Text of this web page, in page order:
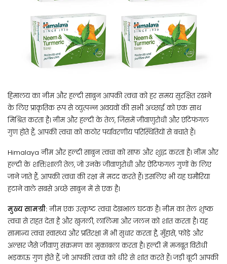
हिमालय का नीम और हल्दी साबुन आपकी त्वचा को हर समय सुरक्षित रखने
के लिए प्राकृतिक रूप से व्युत्पन्न अवयवों की सभी अच्छाई को एक साथ
मिश्रित करता है। नीम और हल्दी के तेल, जिसमें जीवाणुरोधी और एंटिफंगल
गुण होते हैं, आपकी त्वचा को कठोर पर्यावरणीय परिस्थितियों से बचाते हैं।
Himalaya नीम और हल्दी साबुन त्वचा को साफ और शुद्ध करता है। नीम और
हल्दी के शक्तिशाली तेल, जो उनके जीवाणुरोधी और ऐंटिफंगल गुणों के लिए
जाने जाते हैं, आपकी त्वचा की रक्षा में मदद करते हैं। इसलिए भी यह घमौरिया
हटाने वाले सबसे अच्छे साबुन में से एक है।
मुख्य सामग्री:नीम एक उत्कृष्ट त्वचा देखभाल घटक है। नीम का तेल शुष्क
त्वचा से राहत देता है और खुजली, लालिमा और जलन को शांत करता है। यह
सामान्य त्वचा स्वास्थ्य और प्रतिरक्षा में भी सुधार करता है, मुँहासे, फोड़े और
अल्सर जैसे जीवाणु संक्रमण का मुकाबला करता है। हल्दी में मजबूत विरोधी
भड़काऊ गुण होते हैं, जो आपकी त्वचा को धीरे से शांत करते हैं। जड़ी बूटी आपकी